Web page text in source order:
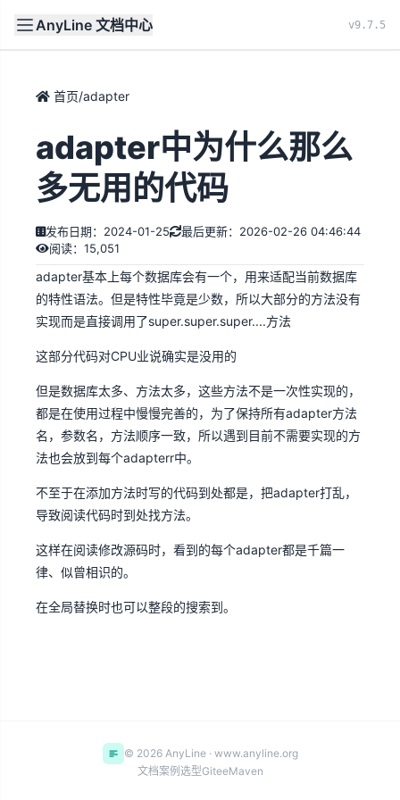
AnyLine 文档中心 v9.7.5
文档 首页
首页/adapter
adapter中为什么那么
多无用的代码
发布日期：2024-01-25
最后更新：2026-02-26 04:46:44
阅读：15,051
adapter基本上每个数据库会有一个，用来适配当前数据库
的特性语法。但是特性毕竟是少数，所以大部分的方法没有
实现而是直接调用了super.super.super....方法
这部分代码对CPU业说确实是没用的
但是数据库太多、方法太多，这些方法不是一次性实现的，
都是在使用过程中慢慢完善的，为了保持所有adapter方法
名，参数名，方法顺序一致，所以遇到目前不需要实现的方
法也会放到每个adapterr中。
不至于在添加方法时写的代码到处都是，把adapter打乱，
导致阅读代码时到处找方法。
这样在阅读修改源码时，看到的每个adapter都是千篇一
律、似曾相识的。
在全局替换时也可以整段的搜索到。
© 2026 AnyLine · www.anyline.org
文档案例 选型GiteeMaven